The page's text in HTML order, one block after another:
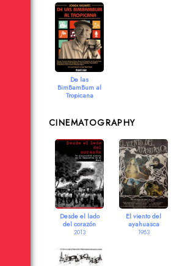
De las
BimBamBum al
Tropicana
CINEMATOGRAPHY
Desde el lado
del corazón
2013
El viento del
ayahuasca
1983